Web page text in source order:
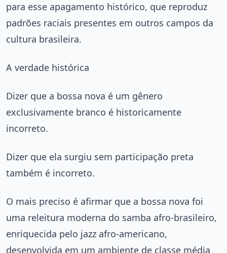
para esse apagamento histórico, que reproduz
padrões raciais presentes em outros campos da
cultura brasileira.
A verdade histórica
Dizer que a bossa nova é um gênero
exclusivamente branco é historicamente
incorreto.
Dizer que ela surgiu sem participação preta
também é incorreto.
O mais preciso é afirmar que a bossa nova foi
uma releitura moderna do samba afro-brasileiro,
enriquecida pelo jazz afro-americano,
desenvolvida em um ambiente de classe média